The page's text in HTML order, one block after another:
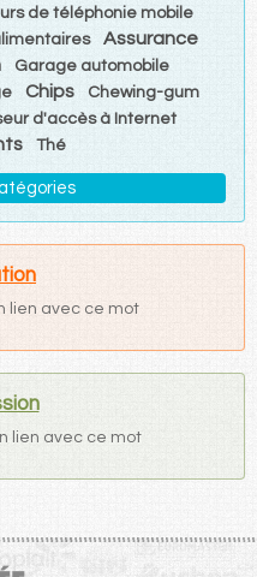
de téléphonie mobile
Assurance
Garage automobile
Chips Chewing-gum
d'accès à Internet
Thé
lien avec ce mot
lien avec ce mot